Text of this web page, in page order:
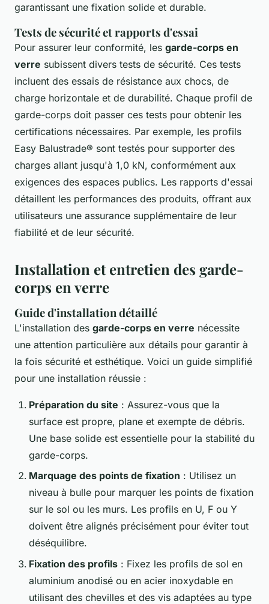
garantissant une fixation solide et durable.
Tests de sécurité et rapports d'essai
Pour assurer leur conformité, les garde-corps en
verre subissent divers tests de sécurité. Ces tests
incluent des essais de résistance aux chocs, de
charge horizontale et de durabilité. Chaque profil de
garde-corps doit passer ces tests pour obtenir les
certifications nécessaires. Par exemple, les profils
Easy Balustrade® sont testés pour supporter des
charges allant jusqu'à 1,0 kN, conformément aux
exigences des espaces publics. Les rapports d'essai
détaillent les performances des produits, offrant aux
utilisateurs une assurance supplémentaire de leur
fiabilité et de leur sécurité.
Installation et entretien des garde-
corps en verre
Guide d'installation détaillé
L'installation des garde-corps en verre nécessite
une attention particulière aux détails pour garantir à
la fois sécurité et esthétique. Voici un guide simplifié
pour une installation réussie :
Préparation du site : Assurez-vous que la
surface est propre, plane et exempte de débris.
Une base solide est essentielle pour la stabilité du
garde-corps.
Marquage des points de fixation : Utilisez un
niveau à bulle pour marquer les points de fixation
sur le sol ou les murs. Les profils en U, F ou Y
doivent être alignés précisément pour éviter tout
déséquilibre.
Fixation des profils : Fixez les profils de sol en
aluminium anodisé ou en acier inoxydable en
utilisant des chevilles et des vis adaptées au type